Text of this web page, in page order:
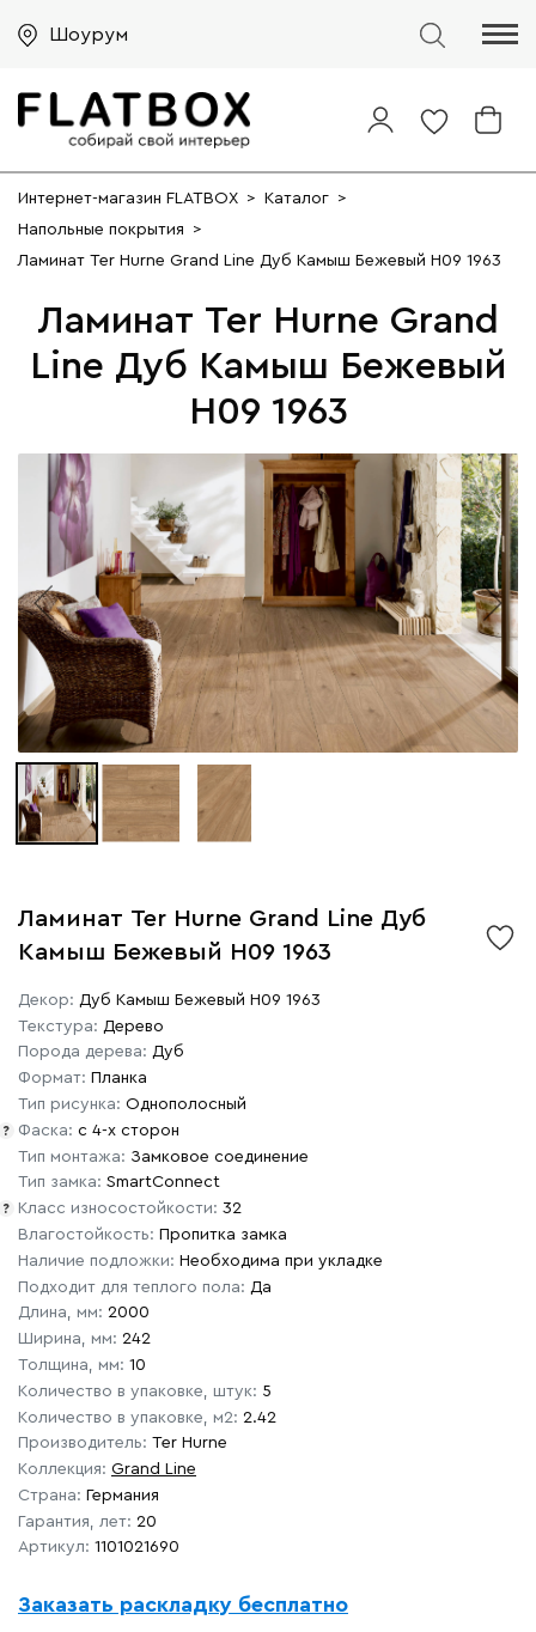
Шоурум
Интернет-магазин FLATBOX > Каталог >
Напольные покрытия
>
Ламинат Ter Hurne Grand Line Дуб Камыш Бежевый H09 1963
Ламинат Ter Hurne Grand
Line Дуб Камыш Бежевый
H09 1963
Ламинат Ter Hurne Grand Line Дуб
Камыш Бежевый H09 1963
Декор: Дуб Камыш Бежевый H09 1963
Текстура: Дерево
Порода дерева: Дуб
Формат: Планка
Тип рисунка: Однополосный
? Фаска: с 4-х сторон
Тип монтажа: Замковое соединение
Тип замка: SmartConnect
? Класс износостойкости: 32
Влагостойкость: Пропитка замка
Наличие подложки: Необходима при укладке
Подходит для теплого пола: Да
Длина, мм: 2000
Ширина, мм: 242
Толщина, мм: 10
Количество в упаковке, штук: 5
Количество в упаковке, м2: 2.42
Производитель: Ter Hurne
Коллекция: Grand Line
Страна: Германия
Гарантия, лет: 20
Артикул: 1101021690
Заказать раскладку бесплатно